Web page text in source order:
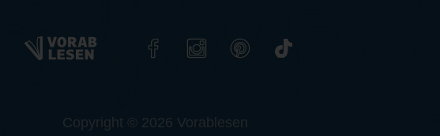
Copyright © 2026 Vorablesen